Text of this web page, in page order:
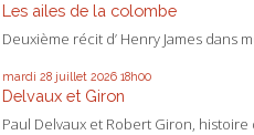
Les ailes de la colombe
Deuxième récit d’ Henry James dans
mardi 28 juillet 2026 18h00
Delvaux et Giron
Paul Delvaux et Robert Giron, histoire